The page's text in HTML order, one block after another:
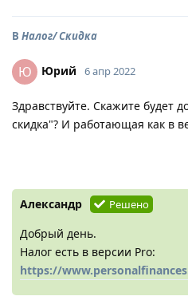
В Налог/ Скидка
Ю Юрий 6 апр 2022
Здравствуйте. Скажите будет
скидка"? И работающая как в
Александр Решено
Добрый день.
Налог есть в версии Pro:
https://